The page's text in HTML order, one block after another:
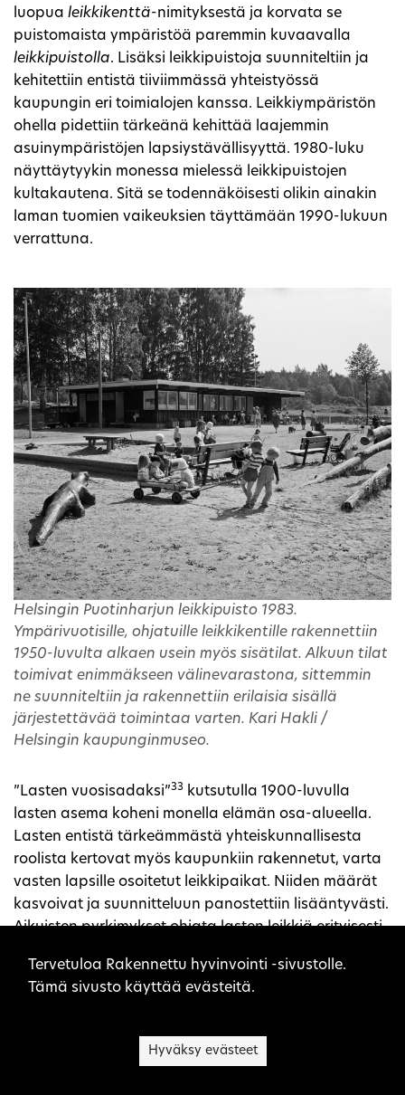
luopua leikkikenttä-nimityksestä ja korvata se
puistomaista ympäristöä paremmin kuvaavalla
leikkipuistolla. Lisäksi leikkipuistoja suunniteltiin ja
kehitettiin entistä tiiviimmässä yhteistyössä
kaupungin eri toimialojen kanssa. Leikkiympäristön
ohella pidettiin tärkeänä kehittää laajemmin
asuinympäristöjen lapsiystävällisyyttä. 1980-luku
näyttäytyykin monessa mielessä leikkipuistojen
kultakautena. Sitä se todennäköisesti olikin ainakin
laman tuomien vaikeuksien täyttämään 1990-lukuun
verrattuna.
Helsingin Puotinharjun leikkipuisto 1983.
Ympärivuotisille, ohjatuille leikkikentille rakennettiin
1950-luvulta alkaen usein myös sisätilat. Alkuun tilat
toimivat enimmäkseen välinevarastona, sittemmin
ne suunniteltiin ja rakennettiin erilaisia sisällä
järjestettävää toimintaa varten. Kari Hakli /
Helsingin kaupunginmuseo.
”Lasten vuosisadaksi”33
kutsutulla 1900-luvulla
lasten asema koheni monella elämän osa-alueella.
Lasten entistä tärkeämmästä yhteiskunnallisesta
roolista kertovat myös kaupunkiin rakennetut, varta
vasten lapsille osoitetut leikkipaikat. Niiden määrät
kasvoivat ja suunnitteluun panostettiin lisääntyvästi.
Aikuisten pyrkimykset ohjata lasten leikkiä erityisesti
taata lapsille monipuolisia leikkiympäristöjä myös
halusta hallita lasten tilankäyttöä.
Sivuston evästeet
Tervetuloa Rakennettu hyvinvointi -sivustolle.
Tämä sivusto käyttää evästeitä.
Hyväksy evästeet